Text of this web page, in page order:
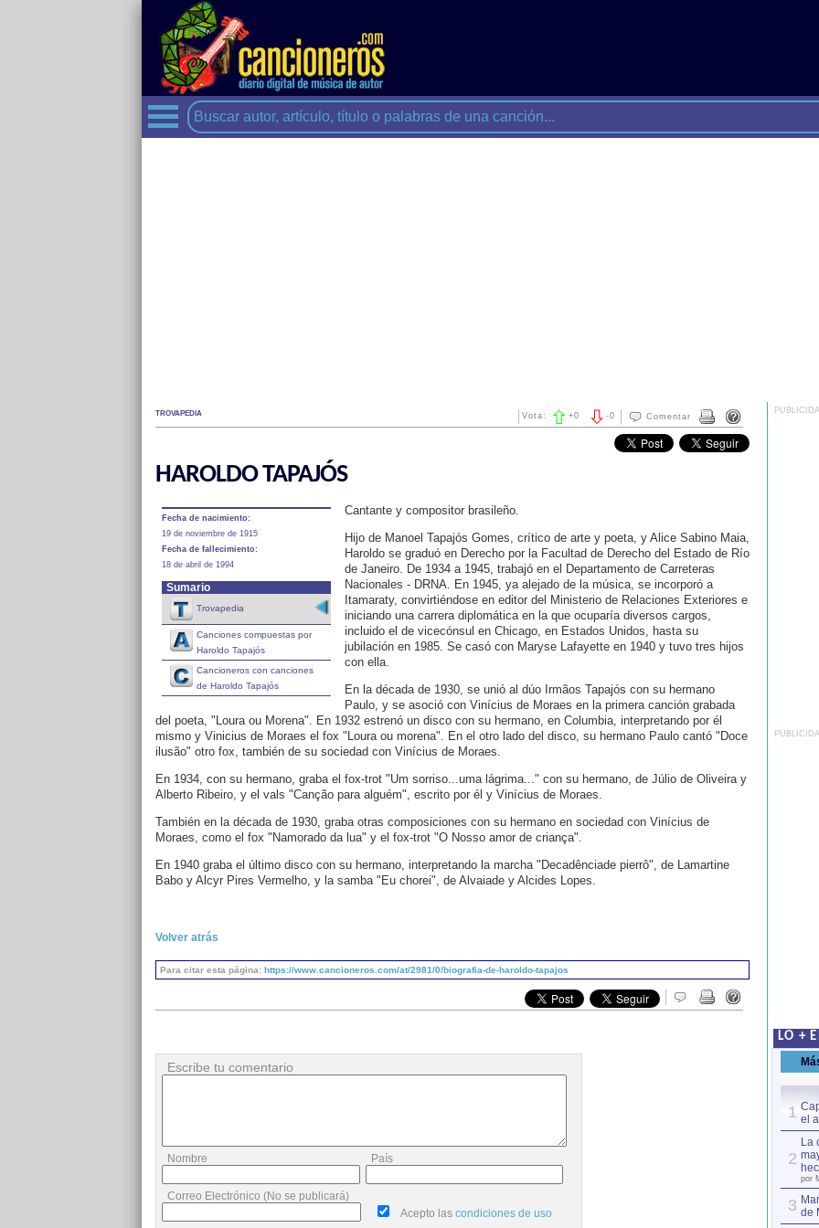
TROVAPEDIA Comentar
-0
Vota: +0
HAROLDO TAPAJÓS
Fecha de nacimiento:
19 de noviembre de 1915
Fecha de fallecimiento:
18 de abril de 1994
Sumario
Trovapedia
Canciones compuestas por
Haroldo Tapajós
Cancioneros con canciones
de Haroldo Tapajós
Cantante y compositor brasileño.
Hijo de Manoel Tapajós Gomes, crítico de arte y poeta, y Alice Sabino Maia,
Haroldo se graduó en Derecho por la Facultad de Derecho del Estado de Río
de Janeiro. De 1934 a 1945, trabajó en el Departamento de Carreteras
Nacionales - DRNA. En 1945, ya alejado de la música, se incorporó a
Itamaraty, convirtiéndose en editor del Ministerio de Relaciones Exteriores e
iniciando una carrera diplomática en la que ocuparía diversos cargos,
incluido el de vicecónsul en Chicago, en Estados Unidos, hasta su
jubilación en 1985. Se casó con Maryse Lafayette en 1940 y tuvo tres hijos
con ella.
En la década de 1930, se unió al dúo Irmãos Tapajós con su hermano
Paulo, y se asoció con Vinícius de Moraes en la primera canción grabada
del poeta, "Loura ou Morena". En 1932 estrenó un disco con su hermano, en Columbia, interpretando por él
mismo y Vinicius de Moraes el fox "Loura ou morena". En el otro lado del disco, su hermano Paulo cantó "Doce
ilusão" otro fox, también de su sociedad con Vinícius de Moraes.
En 1934, con su hermano, graba el fox-trot "Um sorriso...uma lágrima..." con su hermano, de Júlio de Oliveira y
Alberto Ribeiro, y el vals "Canção para alguém", escrito por él y Vinícius de Moraes.
También en la década de 1930, graba otras composiciones con su hermano en sociedad con Vinícius de
Moraes, como el fox "Namorado da lua" y el fox-trot "O Nosso amor de criança".
En 1940 graba el último disco con su hermano, interpretando la marcha "Decadênciade pierrô", de Lamartine
Babo y Alcyr Pires Vermelho, y la samba "Eu chorei", de Alvaiade y Alcides Lopes.
Volver atrás
Para citar esta página: https://www.cancioneros.com/at/2981/0/biografia-de-haroldo-tapajos
Escribe tu comentario
Nombre País
Correo Electrónico (No se publicará)
Acepto las condiciones de uso
LO +
1 el
2
La
por
3 de